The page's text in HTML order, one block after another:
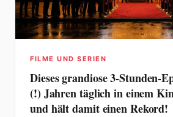
FILME UND SERIEN
Dieses grandiose 3-Stunden-
(!) Jahren täglich in einem
und hält damit einen Rekord!